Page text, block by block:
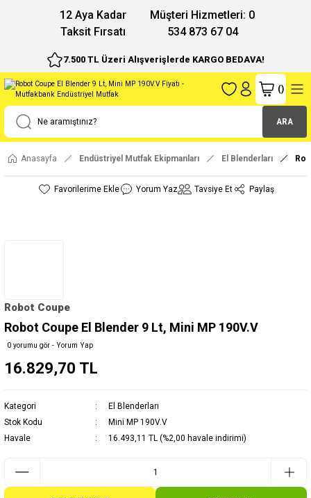
12 Aya Kadar
Taksit Fırsatı
Müşteri Hizmetleri: 0
534 873 67 04
7.500 TL Üzeri Alışverişlerde KARGO BEDAVA!
ARA
()
Anasayfa Endüstriyel Mutfak Ekipmanları El Blenderları
Yorum Yaz Tavsiye Et Paylaş
Robot Coupe
Robot Coupe El Blender 9 Lt, Mini MP 190V.V
0 yorumu gör - Yorum Yap
16.829,70 TL
Kategori
El Blenderları
Stok Kodu
Mini MP 190V.V
Havale
16.493,11 TL (%2,00 havale indirimi)